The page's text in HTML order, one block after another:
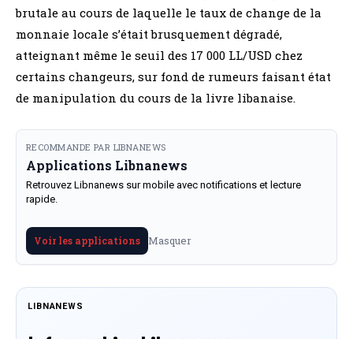
brutale au cours de laquelle le taux de change de la
monnaie locale s’était brusquement dégradé,
atteignant même le seuil des 17 000 LL/USD chez
certains changeurs, sur fond de rumeurs faisant état
de manipulation du cours de la livre libanaise.
RECOMMANDE PAR LIBNANEWS
Applications Libnanews
Retrouvez Libnanews sur mobile avec notifications et lecture
rapide.
Voir les applications Masquer
LIBNANEWS